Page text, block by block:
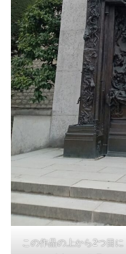
この作品の上から2つ目